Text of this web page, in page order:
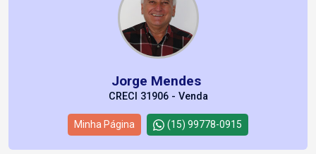
Jorge Mendes
CRECI 31906 - Venda
Minha Página (15) 99778-0915